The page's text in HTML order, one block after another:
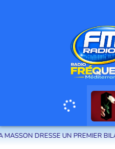
Radio Fréquence Méditerranée la
UN PREMIER BILAN DE SON